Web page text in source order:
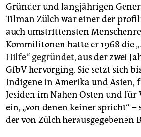
genossenschaft
epaper login
Gründer und langjährigen
Tilman Zülch war einer der
auch umstrittensten
Kommilitonen hatte er 1968 die
Hilfe“ gegründet, aus der zwei
GfbV hervorging. Sie setzt sich
Indigene in Amerika und Asien,
Jesiden im Nahen Osten und für
ein, „von denen keiner spricht“ –
der von Zülch herausgegebenen